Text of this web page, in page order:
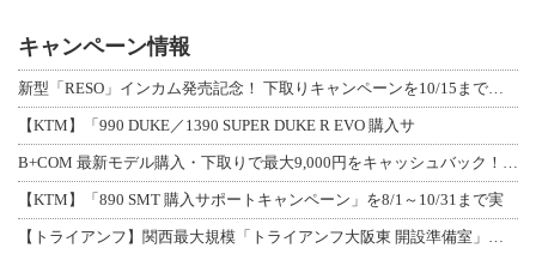
キャンペーン情報
新型「RESO」インカム発売記念！ 下取りキャンペーンを10/15まで延長して開
【KTM】「990 DUKE／1390 SUPER DUKE R EVO 購入サ
B+COM 最新モデル購入・下取りで最大9,000円をキャッシュバック！「B+F
【KTM】「890 SMT 購入サポートキャンペーン」を8/1～10/31まで実
【トライアンフ】関西最大規模「トライアンフ大阪東 開設準備室」がオープン！ 限定